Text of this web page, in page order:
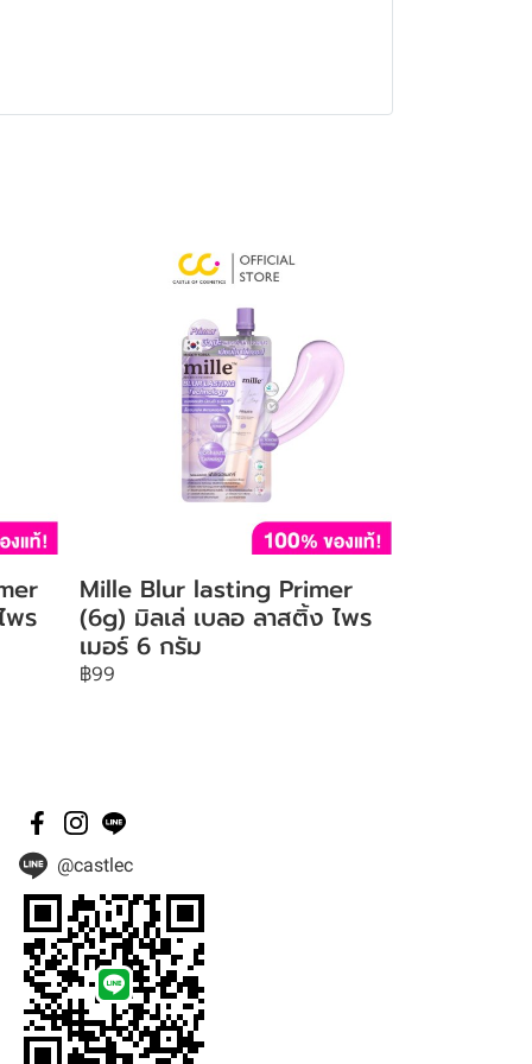
พร
Mille Blur lasting Primer
(6g) มิลเล่ เบลอ ลาสติ้ง ไพร
เมอร์ 6 กรัม
฿99
@castlec